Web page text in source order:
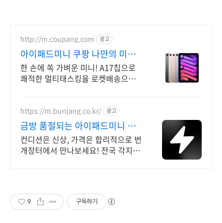
http://m.coupang.com 광고
아이패드미니 쿠팡 나만의 미니
태블릿
한 손에 쏙 가벼운 미니! A17칩으로
쾌적한 멀티태스킹을 로켓배송으로.
https://m.bunjang.co.kr/ 광고
금방 품절되는 아이패드미니 국
내 최대 브랜드 중고거래
컨디션은 신상, 가격은 합리적으로 번
개장터에서 만나보세요! 전국 각지에
9 구독하기